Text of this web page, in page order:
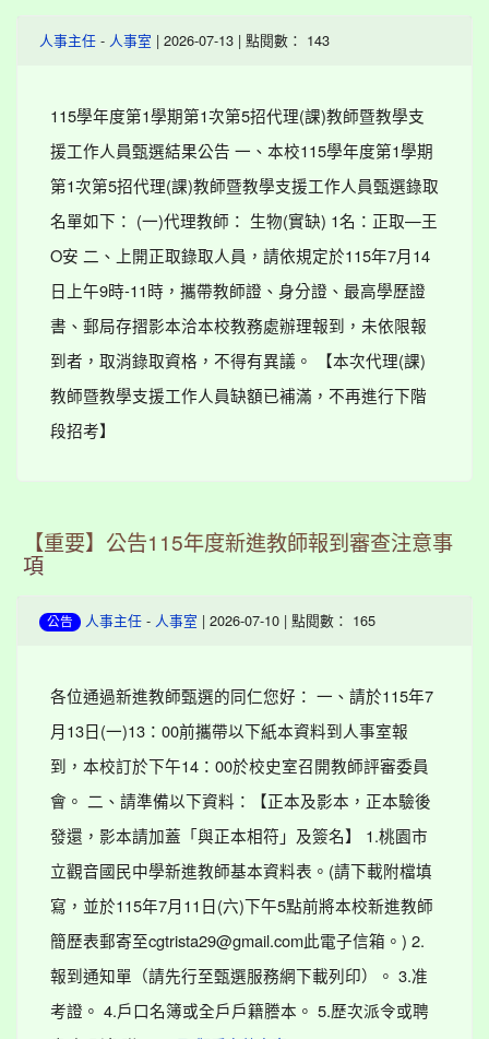
人事主任 - 人事室 | 2026-07-13 | 點閱數： 143
115學年度第1學期第1次第5招代理(課)教師暨教學支
援工作人員甄選結果公告 一、本校115學年度第1學期
第1次第5招代理(課)教師暨教學支援工作人員甄選錄取
名單如下： (一)代理教師： 生物(實缺) 1名：正取—王
O安 二、上開正取錄取人員，請依規定於115年7月14
日上午9時-11時，攜帶教師證、身分證、最高學歷證
書、郵局存摺影本洽本校教務處辦理報到，未依限報
到者，取消錄取資格，不得有異議。 【本次代理(課)
教師暨教學支援工作人員缺額已補滿，不再進行下階
段招考】
【重要】公告115年度新進教師報到審查注意事
項
公告 人事主任 - 人事室 | 2026-07-10 | 點閱數： 165
各位通過新進教師甄選的同仁您好： 一、請於115年7
月13日(一)13：00前攜帶以下紙本資料到人事室報
到，本校訂於下午14：00於校史室召開教師評審委員
會。 二、請準備以下資料：【正本及影本，正本驗後
發還，影本請加蓋「與正本相符」及簽名】 1.桃園市
立觀音國民中學新進教師基本資料表。(請下載附檔填
寫，並於115年7月11日(六)下午5點前將本校新進教師
簡歷表郵寄至cgtrista29@gmail.com此電子信箱。) 2.
報到通知單（請先行至甄選服務網下載列印）。 3.准
考證。 4.戶口名簿或全戶戶籍謄本。 5.歷次派令或聘